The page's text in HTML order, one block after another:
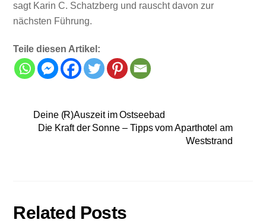
sagt Karin C. Schatzberg und rauscht davon zur
nächsten Führung.
Teile diesen Artikel:
Deine (R)Auszeit im Ostseebad
Die Kraft der Sonne – Tipps vom Aparthotel am
Weststrand
Related Posts